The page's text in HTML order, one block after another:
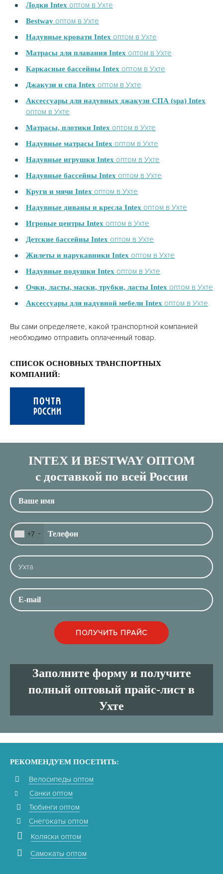
Лодки Intex оптом в Ухте
Bestway оптом в Ухте
Надувные кровати Intex оптом в Ухте
Матрасы для плавания Intex оптом в Ухте
Каркасные бассейны Intex оптом в Ухте
Джакузи и спа Intex оптом в Ухте
Аксессуары для надувных джакузи СПА (spa) Intex
оптом в Ухте
Матрасы, плотики Intex оптом в Ухте
Надувные матрасы Intex оптом в Ухте
Надувные игрушки Intex оптом в Ухте
Надувные бассейны Intex оптом в Ухте
Круги и мячи Intex оптом в Ухте
Надувные диваны и кресла Intex оптом в Ухте
Игровые центры Intex оптом в Ухте
Детские бассейны Intex оптом в Ухте
Жилеты и нарукавники Intex оптом в Ухте
Надувные подушки Intex оптом в Ухте
Очки, ласты, маски, трубки, ласты Intex оптом в Ухте
Аксессуары для надувной мебели Intex оптом в Ухте
Вы сами определяете, какой транспортной компанией
необходимо отправить оплаченный товар.
СПИСОК ОСНОВНЫХ ТРАНСПОРТНЫХ
КОМПАНИЙ:
INTEX И BESTWAY ОПТОМ
с доставкой по всей России
+7
Заполните форму и получите
полный оптовый прайс-лист в
Ухте
РЕКОМЕНДУЕМ ПОСЕТИТЬ:
Велосипеды оптом
Санки оптом
Тюбинги оптом
Снегокаты оптом
Коляски оптом
Самокаты оптом